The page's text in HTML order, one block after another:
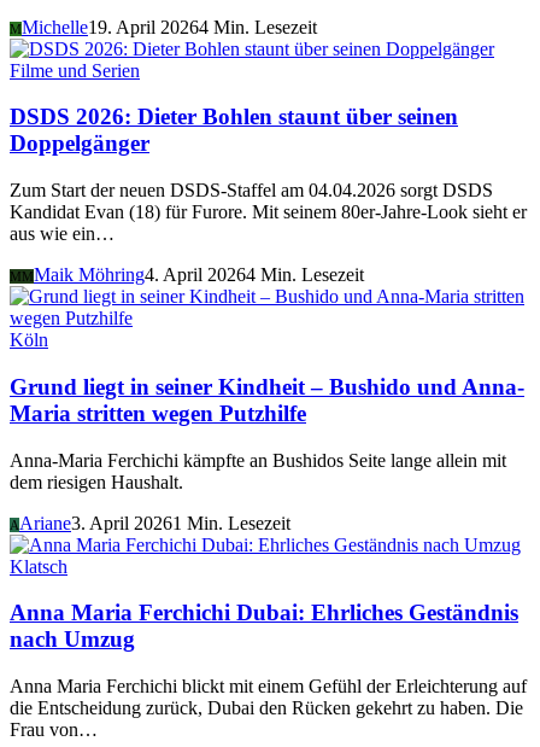
MMichelle19. April 20264 Min. Lesezeit
Filme und Serien
DSDS 2026: Dieter Bohlen staunt über seinen
Doppelgänger
Zum Start der neuen DSDS-Staffel am 04.04.2026 sorgt DSDS
Kandidat Evan (18) für Furore. Mit seinem 80er-Jahre-Look sieht er
aus wie ein…
MMMaik Möhring4. April 20264 Min. Lesezeit
Köln
Grund liegt in seiner Kindheit – Bushido und Anna-
Maria stritten wegen Putzhilfe
Anna-Maria Ferchichi kämpfte an Bushidos Seite lange allein mit
dem riesigen Haushalt.
AAriane3. April 20261 Min. Lesezeit
Klatsch
Anna Maria Ferchichi Dubai: Ehrliches Geständnis
nach Umzug
Anna Maria Ferchichi blickt mit einem Gefühl der Erleichterung auf
die Entscheidung zurück, Dubai den Rücken gekehrt zu haben. Die
Frau von…